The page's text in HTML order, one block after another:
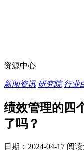
资源中心
新闻资讯 研究院 行业
绩效管理的四
了吗？
日期：2024-04-17 阅读